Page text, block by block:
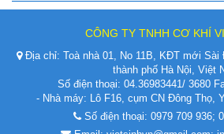
CÔNG TY TNHH CƠ KHÍ
Địa chỉ: Toà nhà 01, No 11B, KĐT mới
thành phố Hà Nội, Việt
Số điện thoại: 04.36983441/ 3680
- Nhà máy: Lô F16, cụm CN Đông Thọ,
Số điện thoại: 0979 709 936;